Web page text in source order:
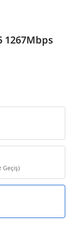
1267Mbps
Geçiş)